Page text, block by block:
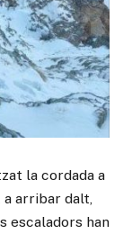
la cordada a
a arribar dalt,
escaladors han